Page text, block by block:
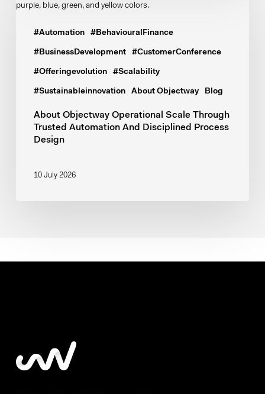
#Automation #BehaviouralFinance
#BusinessDevelopment #CustomerConference
#Offeringevolution #Scalability
#Sustainableinnovation About Objectway Blog
Objectway
Scale
Through
Trusted
Disciplined
Process
Design
About ObjectwayOperational Scale Through
Trusted Automation And Disciplined Process
Design
10 July 2026